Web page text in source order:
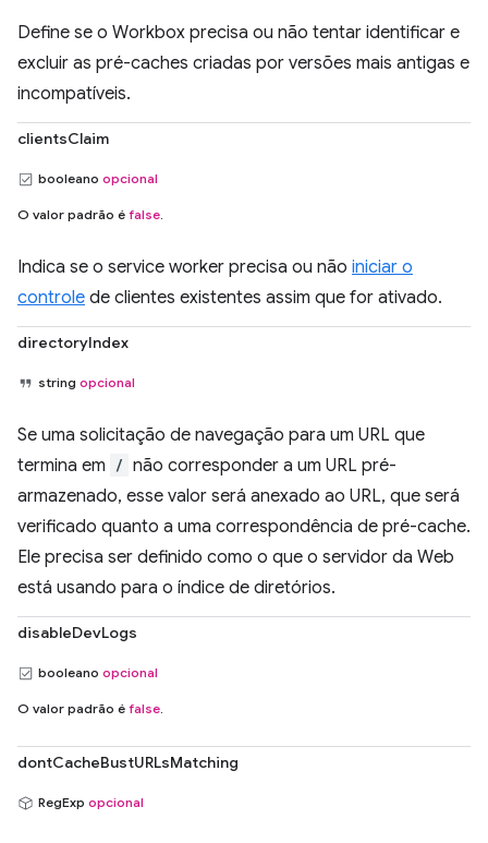
Define se o Workbox precisa ou não tentar identificar e
excluir as pré-caches criadas por versões mais antigas e
incompatíveis.
clientsClaim
booleano opcional
O valor padrão é false.
Indica se o service worker precisa ou não iniciar o
controle de clientes existentes assim que for ativado.
directoryIndex
string opcional
Se uma solicitação de navegação para um URL que
termina em / não corresponder a um URL pré-
armazenado, esse valor será anexado ao URL, que será
verificado quanto a uma correspondência de pré-cache.
Ele precisa ser definido como o que o servidor da Web
está usando para o índice de diretórios.
disableDevLogs
booleano opcional
O valor padrão é false.
dontCacheBustURLsMatching
RegExp opcional